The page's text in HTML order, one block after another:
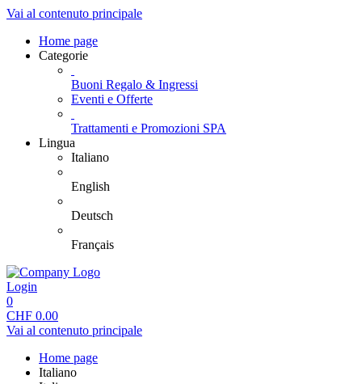
Vai al contenuto principale
Home page
Categorie
Buoni Regalo & Ingressi
Eventi e Offerte
Trattamenti e Promozioni SPA
Lingua
Italiano
English
Deutsch
Français
Login
0
CHF 0.00
Vai al contenuto principale
Home page
Italiano